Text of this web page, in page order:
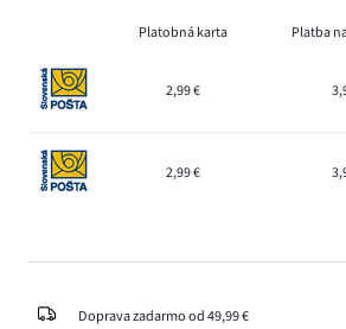
Platobná karta Platba
2,99 €
2,99 €
Doprava zadarmo od 49,99 €